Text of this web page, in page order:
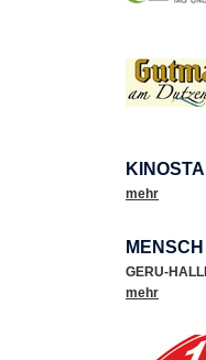
mehr
GERU-
mehr